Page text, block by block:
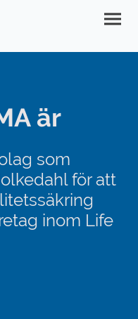
är
som
för att
inom Life